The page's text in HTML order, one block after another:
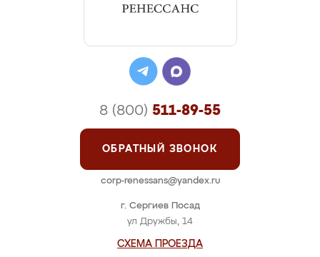
г. Сергиев Посад
ул Дружбы, 14
СХЕМА ПРОЕЗДА
8 (800) 511-89-55
ОБРАТНЫЙ ЗВОНОК
corp-renessans@yandex.ru